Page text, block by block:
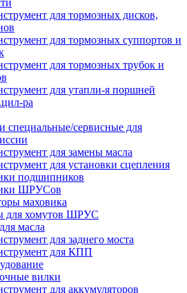
для тормозных дисков,
для тормозных суппортов и
для тормозных трубок и
для утапли-я поршней
ра
специальные/сервисные для
для замены масла
для установки сцепления
подшипников
ШРУСов
маховика
хомутов ШРУС
масла
для заднего моста
для КПП
вилки
для аккумуляторов